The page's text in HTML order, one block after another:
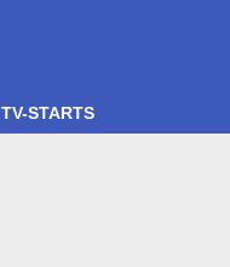
TV-STARTS